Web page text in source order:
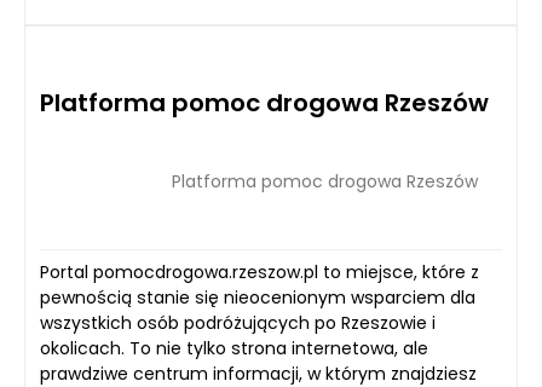
Platforma pomoc drogowa Rzeszów
Platforma pomoc drogowa Rzeszów
Portal pomocdrogowa.rzeszow.pl to miejsce, które z
pewnością stanie się nieocenionym wsparciem dla
wszystkich osób podróżujących po Rzeszowie i
okolicach. To nie tylko strona internetowa, ale
prawdziwe centrum informacji, w którym znajdziesz